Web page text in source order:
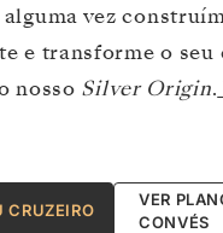
vez
e transforme o
nosso Silver Origin.
CRUZEIRO
VER
CONVÉS